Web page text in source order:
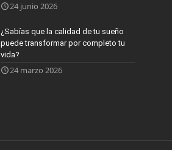
24 junio 2026
¿Sabías que la calidad de tu sueño
puede transformar por completo tu
vida?
24 marzo 2026